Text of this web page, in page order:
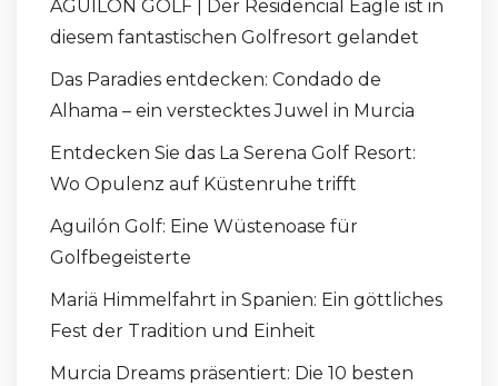
AGUILÓN GOLF | Der Residencial Eagle ist in
diesem fantastischen Golfresort gelandet
Das Paradies entdecken: Condado de
Alhama – ein verstecktes Juwel in Murcia
Entdecken Sie das La Serena Golf Resort:
Wo Opulenz auf Küstenruhe trifft
Aguilón Golf: Eine Wüstenoase für
Golfbegeisterte
Mariä Himmelfahrt in Spanien: Ein göttliches
Fest der Tradition und Einheit
Murcia Dreams präsentiert: Die 10 besten